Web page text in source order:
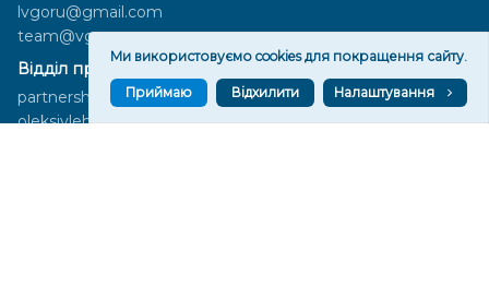
lvgoru@gmail.com
team@vgoru.org
Відділ продажів:
partnership@vgoru.org
oleksiylehen@vgoru.org
Ми використовуємо cookies для покращення сайту.
Приймаю Відхилити Налаштування